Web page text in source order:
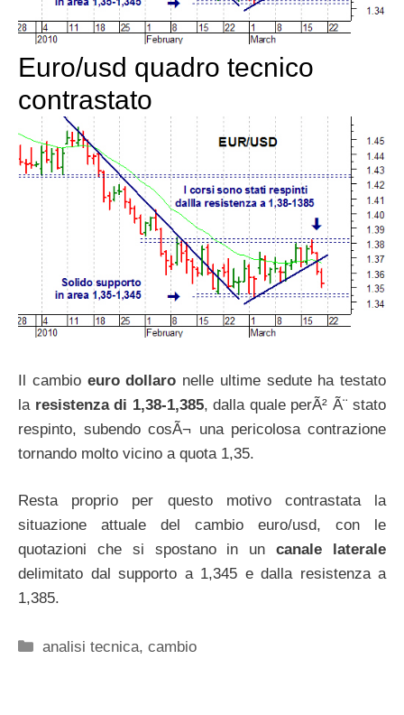
Euro/usd quadro tecnico
contrastato
Il cambio euro dollaro nelle ultime sedute ha testato
la resistenza di 1,38-1,385, dalla quale perÃ² Ã¨ stato
respinto, subendo cosÃ¬ una pericolosa contrazione
tornando molto vicino a quota 1,35.
Resta proprio per questo motivo contrastata la
situazione attuale del cambio euro/usd, con le
quotazioni che si spostano in uncanale laterale
delimitato dal supporto a 1,345 e dalla resistenza a
1,385.
Categorie
analisi tecnica,cambio